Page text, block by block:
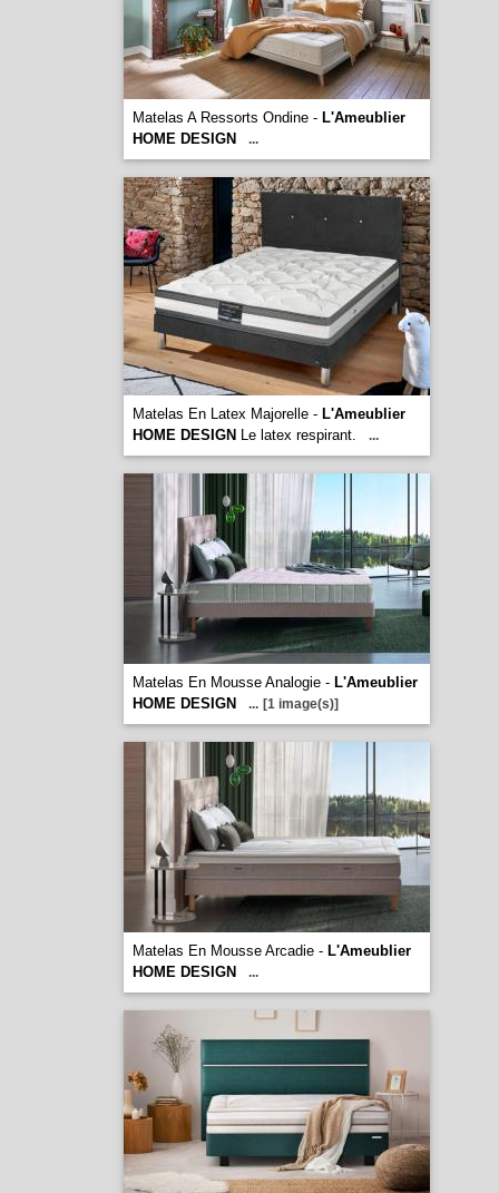
Matelas A Ressorts Ondine - L'Ameublier
HOME DESIGN
...
Matelas En Latex Majorelle - L'Ameublier
HOME DESIGN Le latex respirant. ...
Matelas En Mousse Analogie - L'Ameublier
HOME DESIGN
... [1 image(s)]
Matelas En Mousse Arcadie - L'Ameublier
HOME DESIGN
...